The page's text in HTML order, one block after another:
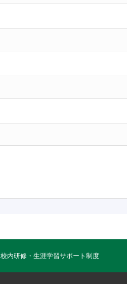
校内研修・生涯学習サポート制度